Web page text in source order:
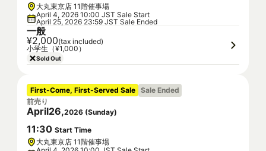
大丸東京店 11階催事場
April 4, 2026 10:00 JST Sale Start
April 25, 2026 23:59 JST Sale Ended
一般
¥2,000(tax included)
小学生（¥1,000）
Sold Out
First-Come, First-Served Sale Sale Ended
前売り
April26,2026 (Sunday)
11:30 Start Time
大丸東京店 11階催事場